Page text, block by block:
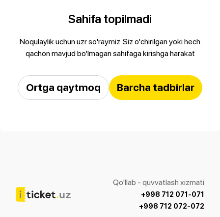
Sahifa topilmadi
Noqulaylik uchun uzr so'raymiz. Siz o'chirilgan yoki hech
qachon mavjud bo'lmagan sahifaga kirishga harakat
Ortga qaytmoq Barcha tadbirlar
Qo'llab - quvvatlash xizmati
+998 712 071-071
+998 712 072-072